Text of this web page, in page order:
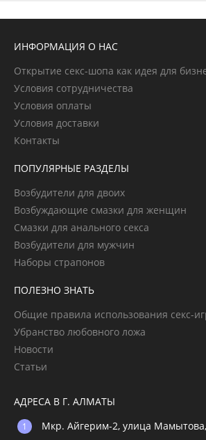
ИНФОРМАЦИЯ О НАС
Открытие секс-шопа как идея для
Условия сотрудничества
Условия оплаты
Условия доставки
Контакты
ПОПУЛЯРНЫЕ РАЗДЕЛЫ
Возбудители для двоих
Возбуждающие смазки для женщин
Смазки для анального секса
Возбудители для мужчин
Наборы страпонов
ПОЛЕЗНО ЗНАТЬ
Общие правила использования секс-
Убранство любовного ложа
Новости
Статьи
АДРЕСА В Г. АЛМАТЫ
Мкр. Айгерим-2, улица